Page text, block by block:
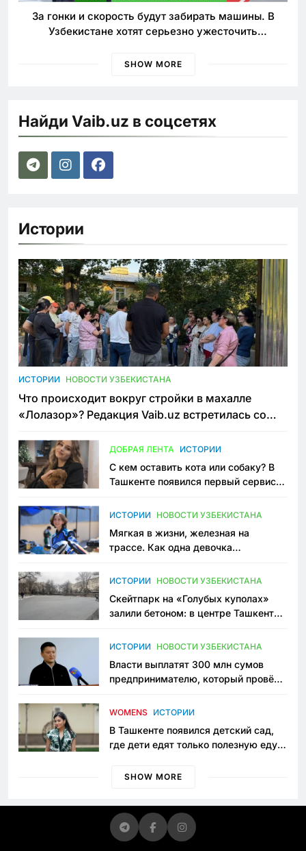
За гонки и скорость будут забирать машины. В
Узбекистане хотят серьезно ужесточить
SHOW MORE
Найди Vaib.uz в соцсетях
Истории
ИСТОРИИ НОВОСТИ УЗБЕКИСТАНА
Что происходит вокруг стройки в махалле
«Лолазор»? Редакция Vaib.uz встретилась со
ДОБРАЯ ЛЕНТА ИСТОРИИ
С кем оставить кота или собаку? В
Ташкенте появился первый сервис
ИСТОРИИ НОВОСТИ УЗБЕКИСТАНА
Мягкая в жизни, железная на
трассе. Как одна девочка
Узбекистане
ИСТОРИИ НОВОСТИ УЗБЕКИСТАНА
Скейтпарк на «Голубых куполах»
залили бетоном: в центре Ташкента
пространство
ИСТОРИИ НОВОСТИ УЗБЕКИСТАНА
Власти выплатят 300 млн сумов
предпринимателю, который провёл
приговору
WOMENS ИСТОРИИ
В Ташкенте появился детский сад,
где дети едят только полезную еду.
просить «кашу без сахара»
SHOW MORE